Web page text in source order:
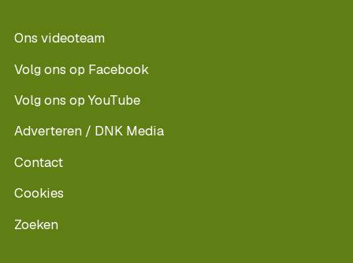
Ons videoteam
Volg ons op Facebook
Volg ons op YouTube
Adverteren / DNK Media
Contact
Cookies
Zoeken